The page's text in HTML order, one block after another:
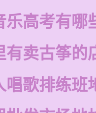
乐高考有哪
有卖古筝的
唱歌排练班